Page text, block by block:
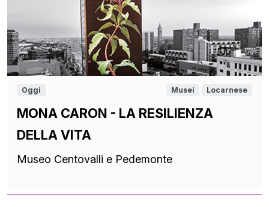
Oggi Musei Locarnese
MONA CARON - LA RESILIENZA
DELLA VITA
Museo Centovalli e Pedemonte